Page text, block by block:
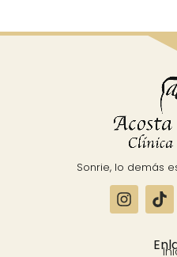
Sonrie, lo demás